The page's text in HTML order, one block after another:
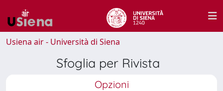
Usiena air - Università di Siena
Sfoglia per Rivista
Opzioni